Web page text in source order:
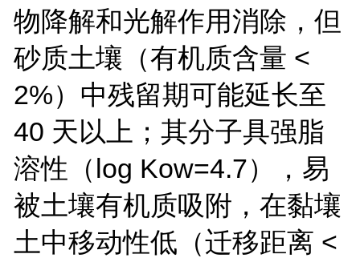
物降解和光解作用消除，但
砂质土壤（有机质含量 <
2%）中残留期可能延长至
40 天以上；其分子具强脂
溶性（log Kow=4.7），易
被土壤有机质吸附，在黏壤
土中移动性低（迁移距离 <